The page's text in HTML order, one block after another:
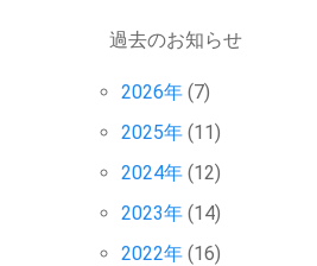
過去のお知らせ
2026年 (7)
2025年 (11)
2024年 (12)
2023年 (14)
2022年 (16)